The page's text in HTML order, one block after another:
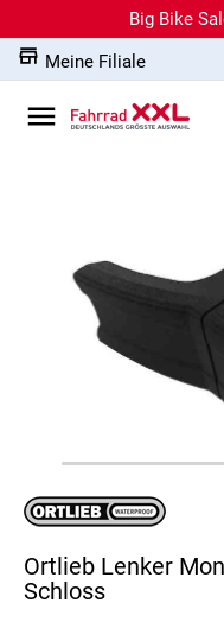
Big Bike
Meine Filiale
Ortlieb Lenker
Schloss